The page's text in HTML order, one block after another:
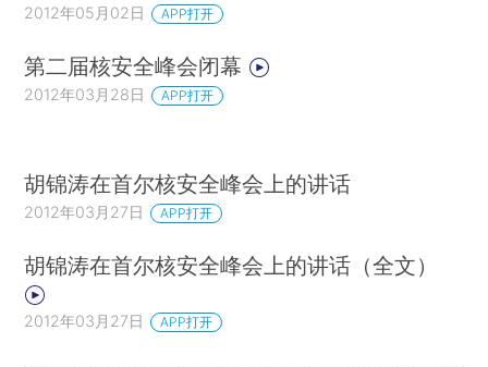
2012年05月02日 APP打开
第二届核安全峰会闭幕
2012年03月28日 APP打开
胡锦涛在首尔核安全峰会上的讲话
2012年03月27日 APP打开
胡锦涛在首尔核安全峰会上的讲话（全文）
2012年03月27日 APP打开